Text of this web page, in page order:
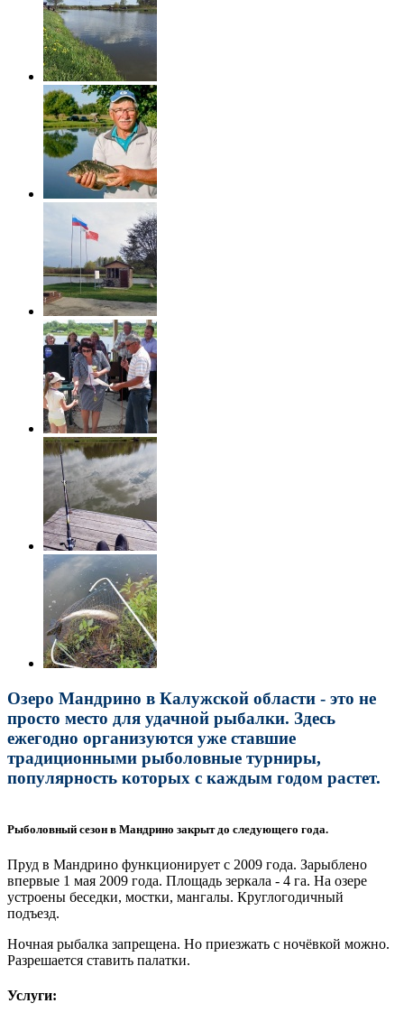
Озеро Мандрино в Калужской области - это не
просто место для удачной рыбалки. Здесь
ежегодно организуются уже ставшие
традиционными рыболовные турниры,
популярность которых с каждым годом растет.
Рыболовный сезон в Мандрино закрыт до следующего года.
Пруд в Мандрино функционирует с 2009 года. Зарыблено
впервые 1 мая 2009 года. Площадь зеркала - 4 га. На озере
устроены беседки, мостки, мангалы. Круглогодичный
подъезд.
Ночная рыбалка запрещена. Но приезжать с ночёвкой можно.
Разрешается ставить палатки.
Услуги: